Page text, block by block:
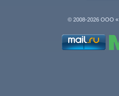
© 2008-2026 ООО «